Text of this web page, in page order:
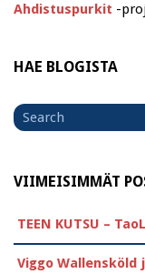
Ahdistuspurkit -
HAE BLOGISTA
Search
for
VIIMEISIMMÄT
TEEN KUTSU –
Viggo